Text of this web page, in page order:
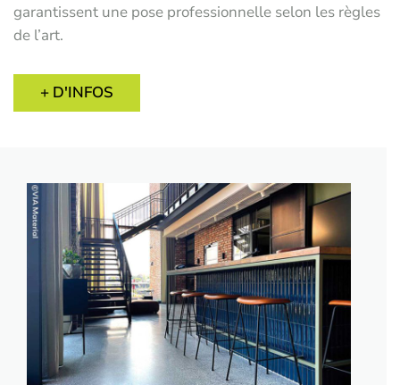
garantissent une pose professionnelle selon les règles
de l’art.
+ D'INFOS